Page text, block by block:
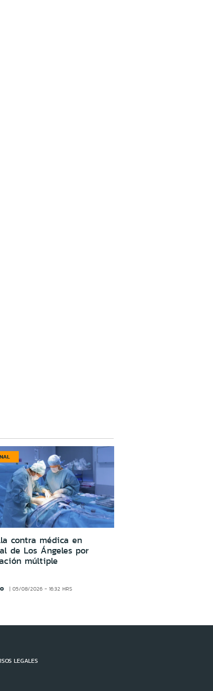
contra médica en
de Los Ángeles por
múltiple
05/08/2026 - 16:32 HRS
LEGALES